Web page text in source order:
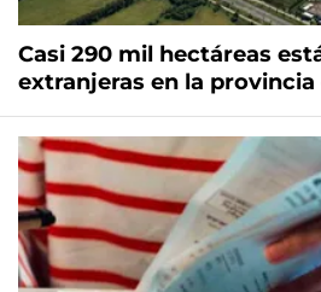
Casi 290 mil hectáreas
extranjeras en la provincia